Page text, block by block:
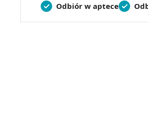
Odbiór w aptece